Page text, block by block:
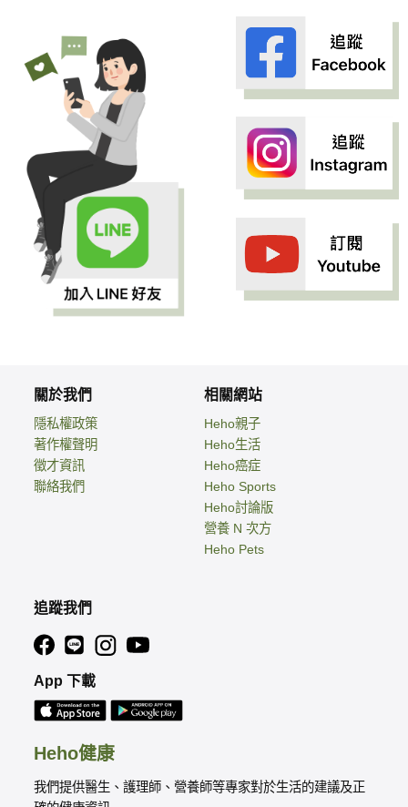
Heho健康
我們提供醫生、護理師、營養師等專家對於生活的建議及正
關於我們
隱私權政策
著作權聲明
徵才資訊
聯絡我們
相關網站
Heho親子
Heho生活
Heho癌症
Heho Sports
Heho討論版
營養 N 次方
Heho Pets
追蹤我們
App 下載